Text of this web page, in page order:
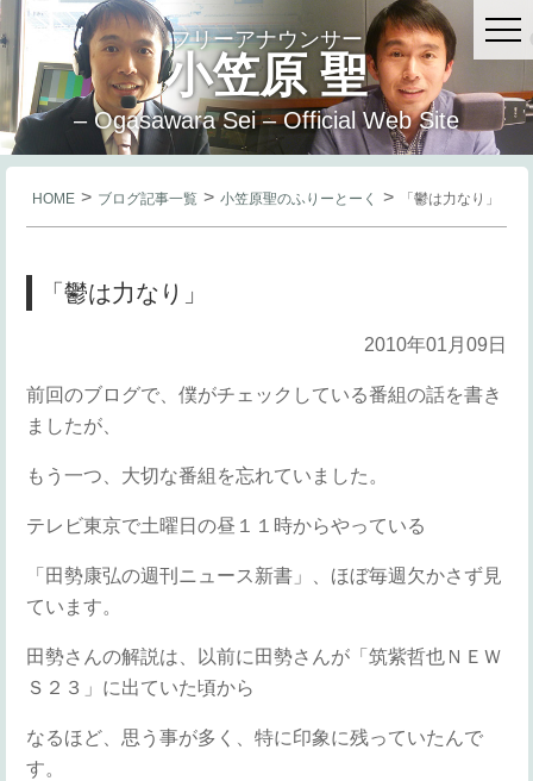
フリーアナウンサー
小笠原 聖
– Ogasawara Sei – Official Web Site
HOME > ブログ記事一覧 > 小笠原聖のふりーとーく > 「鬱は力なり」
「鬱は力なり」
2010年01月09日
前回のブログで、僕がチェックしている番組の話を書き
ましたが、
もう一つ、大切な番組を忘れていました。
テレビ東京で土曜日の昼１１時からやっている
「田勢康弘の週刊ニュース新書」、ほぼ毎週欠かさず見
ています。
田勢さんの解説は、以前に田勢さんが「筑紫哲也ＮＥＷ
Ｓ２３」に出ていた頃から
なるほど、思う事が多く、特に印象に残っていたんで
す。